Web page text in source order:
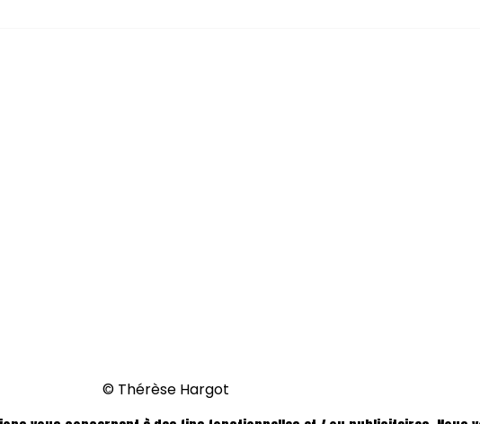
© Thérèse Hargot